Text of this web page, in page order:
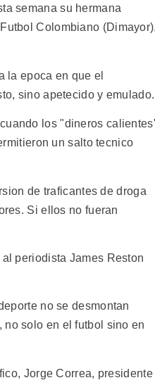
semana su hermana
Colombiano
la epoca en que el
sino apetecido y emulado.
los "dineros
un salto tecnico
de traficantes de droga
Si ellos no fueran
periodista James Reston
no se desmontan
solo en el futbol sino en
Jorge Correa, presidente